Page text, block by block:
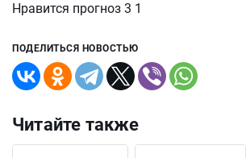
Нравится прогноз 3 1
ПОДЕЛИТЬСЯ НОВОСТЬЮ
Читайте также